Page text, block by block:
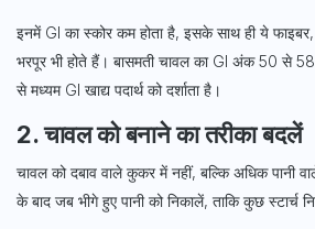
इनमें GI का स्कोर कम होता है, इसके साथ ही ये
भरपूर भी होते हैं। बासमती चावल का GI अंक 50 से 58
से मध्यम GI खाद्य पदार्थ को दर्शाता है।
2. चावल को बनाने का तरीका बदलें
चावल को दबाव वाले कुकर में नहीं, बल्कि अधिक पानी
के बाद जब भीगे हुए पानी को निकालें, ताकि कुछ स्टार्च